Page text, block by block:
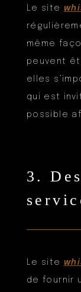
Le site
même
peuvent
elles
qui est
possible
3.
Le site
de fournir